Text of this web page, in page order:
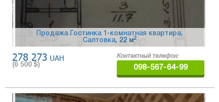
Продажа Гостинка 1-комнатная квартира,
Салтовка, 22 м2
278 273 UAH
(6 500 $)
Контактный телефон:
098-567-64-99